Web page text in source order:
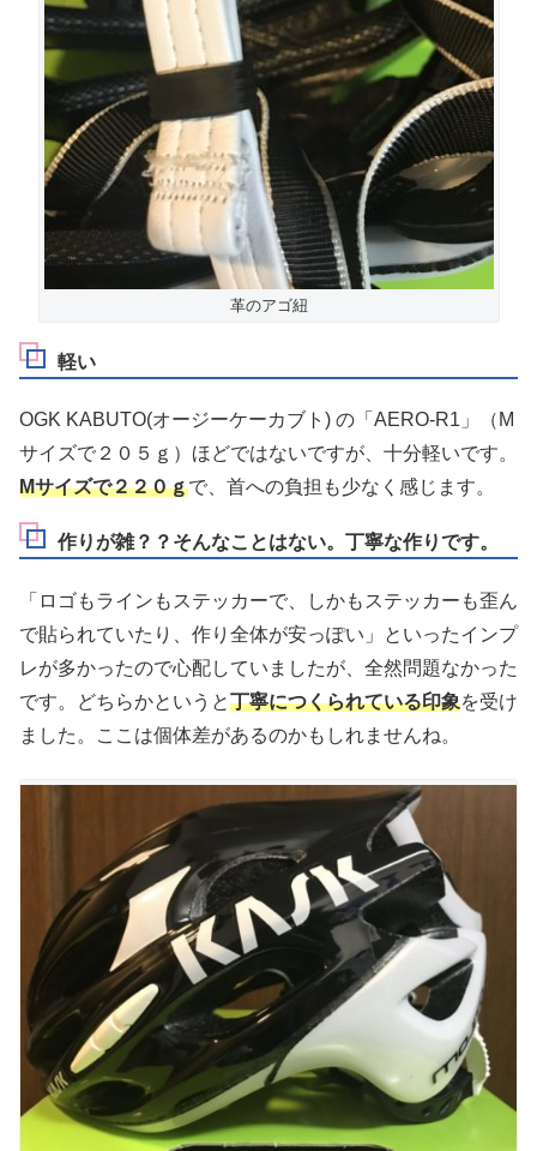
革のアゴ紐
軽い
OGK KABUTO(オージーケーカブト) の「AERO-R1」（M
サイズで２０５ｇ）ほどではないですが、十分軽いです。
Mサイズで２２０ｇで、首への負担も少なく感じます。
作りが雑？？そんなことはない。丁寧な作りです。
「ロゴもラインもステッカーで、しかもステッカーも歪ん
で貼られていたり、作り全体が安っぽい」といったインプ
レが多かったので心配していましたが、全然問題なかった
です。どちらかというと丁寧につくられている印象を受け
ました。ここは個体差があるのかもしれませんね。